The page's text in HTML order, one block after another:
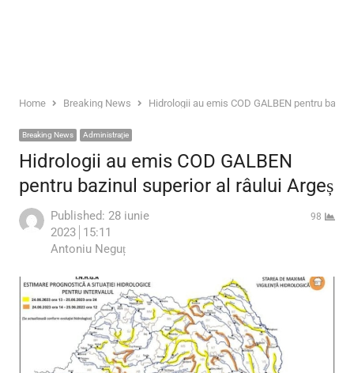
Home Breaking News Hidrologii au emis COD GALBEN pentru
Breaking News Administraţie
Hidrologii au emis COD GALBEN
pentru bazinul superior al râului Argeș
Published: 28 iunie
2023 15:11
Author
Antoniu Neguț
98